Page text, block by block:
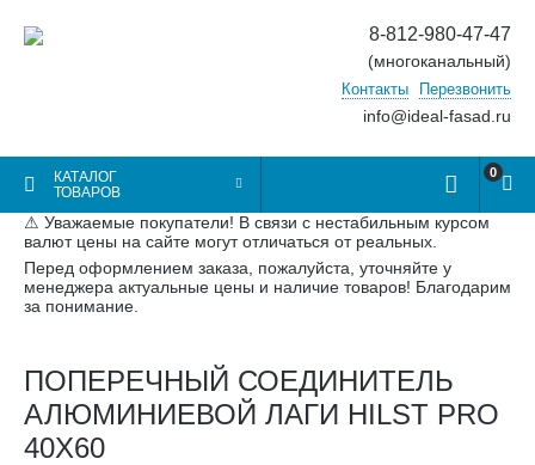
8-812-980-47-47
(многоканальный)
Контакты Перезвонить
info@ideal-fasad.ru
КАТАЛОГ
ТОВАРОВ
0
⚠ Уважаемые покупатели! В связи с нестабильным курсом
валют цены на сайте могут отличаться от реальных.
Перед оформлением заказа, пожалуйста, уточняйте у
менеджера актуальные цены и наличие товаров! Благодарим
за понимание.
ПОПЕРЕЧНЫЙ СОЕДИНИТЕЛЬ
АЛЮМИНИЕВОЙ ЛАГИ HILST PRO
40Х60